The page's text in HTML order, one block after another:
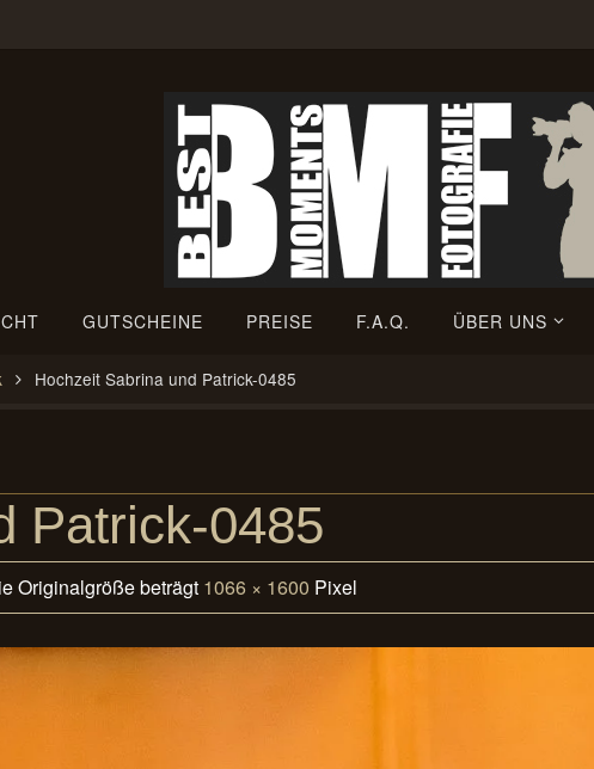
GUTSCHEINE PREISE F.A.Q. ÜBER UNS
Hochzeit Sabrina und Patrick-0485
Patrick-0485
Originalgröße beträgt 1066 × 1600 Pixel